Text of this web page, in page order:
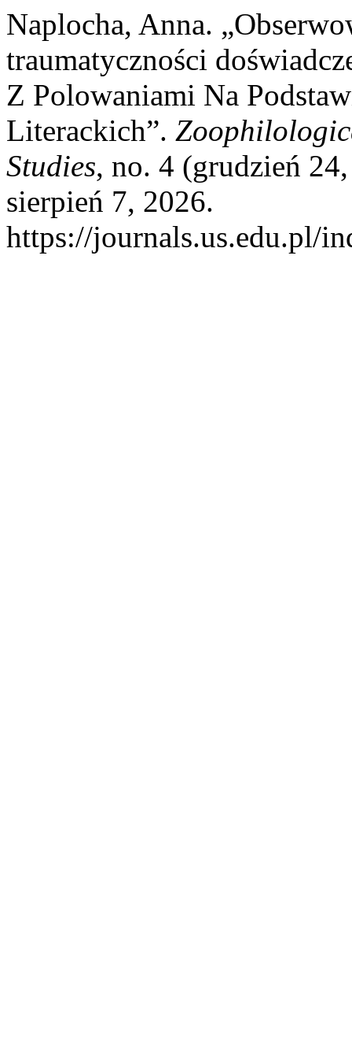
Naplocha, Anna.
traumatyczności
Z Polowaniami Na
Literackich”.
Studies, no. 4 (grudzień
sierpień 7, 2026.
https://journals.us.edu.pl/